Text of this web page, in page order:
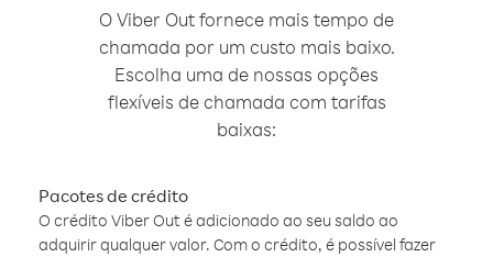
O Viber Out fornece mais tempo de
chamada por um custo mais baixo.
Escolha uma de nossas opções
flexíveis de chamada com tarifas
baixas:
Pacotes de crédito
O crédito Viber Out é adicionado ao seu saldo ao
adquirir qualquer valor. Com o crédito, é possível fazer